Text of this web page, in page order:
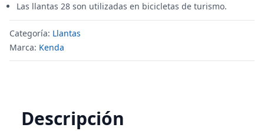
Las llantas 28 son utilizadas en bicicletas de turismo.
Categoría: Llantas
Marca: Kenda
Descripción